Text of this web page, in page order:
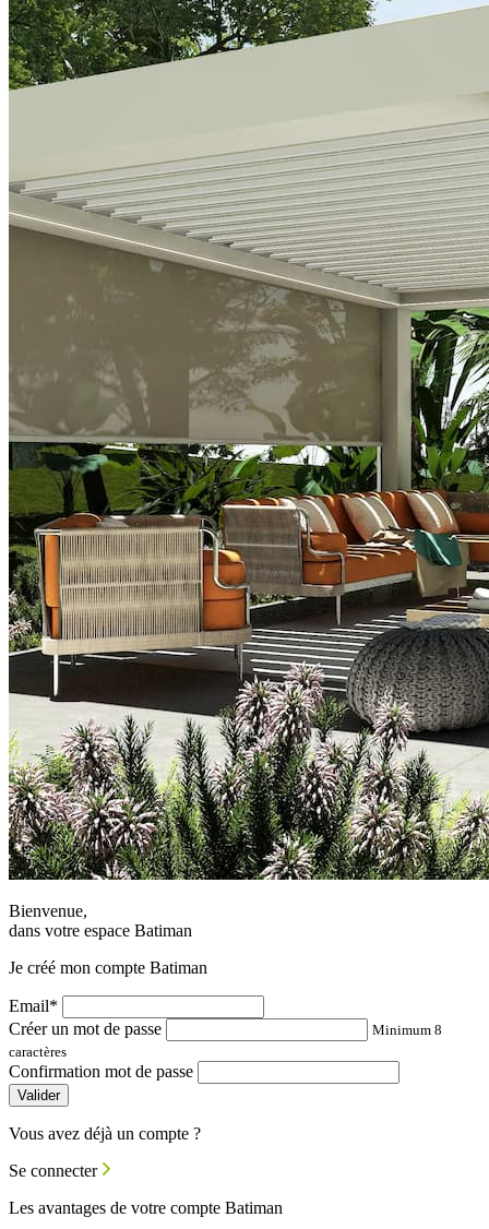
Bienvenue,
dans votre espace Batiman
Je créé mon compte Batiman
Email*
Créer un mot de passe
Minimum 8
caractères
Confirmation mot de passe
Valider
Vous avez déjà un compte ?
Se connecter
Les avantages de votre compte Batiman